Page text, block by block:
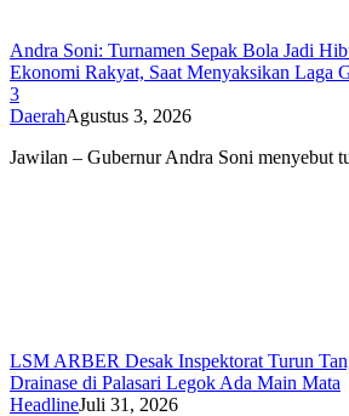
Andra Soni: Turnamen Sepak Bola Jadi
Ekonomi Rakyat, Saat Menyaksikan Laga
3
DaerahAgustus 3, 2026
Jawilan – Gubernur Andra Soni menyebut
LSM ARBER Desak Inspektorat Turun
Drainase di Palasari Legok Ada Main Mata
HeadlineJuli 31, 2026